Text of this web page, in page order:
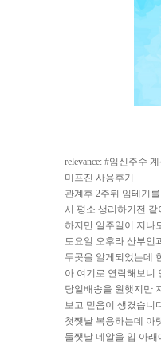
relevance: #임신주수
미프진 사용후기
관계후 2주뒤 임테기
서 평소 생리하기전
하지만 일주일이 지나
토요일 오후라 산부인
두곳을 알게되었는데
아 여기로 연락해보니
당일배송을 원햇지만
보고 믿음이 생겼습니
첫쨋날 복용하는데 아
둘쨋날 네알을 입 아